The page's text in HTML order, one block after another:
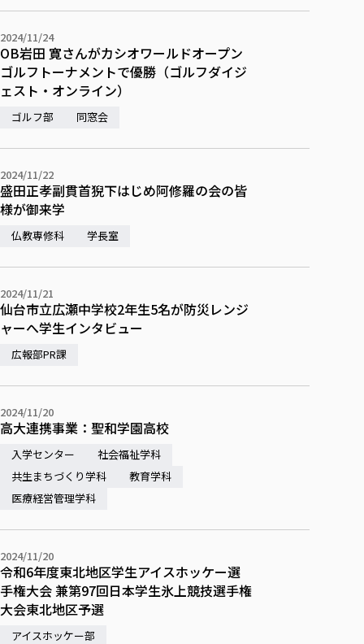
寄附の受け入れ
関連法人
教職員募集
役員・評議員一覧
キャンパス案内
本学のシラバスについて
一般事業主行動計画
公的資金等の不正使用の防止に関する基本方針
研究活動における不正行為の防止等に関する対応
大学広報誌「TFU Newsletter 東北福祉大学通信」
お役立ち情報（リンク集）
放射線モニタリング測定結果（国見キャンパス）
中期事業計画
事業計画／財務・事業報告
学校教育法施行規則第172条の2に基づく情報公開
教職課程における情報の公表
学部・学科等設置計画履行状況報告書
情報公開規程
教育学科
保健看護学科
リハビリテーション学科
産業福祉マネジメント学科
情報福祉マネジメント学科
仏教専修科
大学院
大学院
教育学研究科 教育学専攻 修士課程
通信教育部
通信教育部
通信制大学院 総合福祉学研究科 社会福祉学専攻 修士課程
通信制大学院 総合福祉学研究科 福祉心理学専攻 修士課程
その他の就学機会
学びの特徴
学びの特徴
初年次教育（リエゾンゼミⅠ）
教育実践活動（教育学科学生のみ受講可能）
禅のこころ
学びのサポート
学びのサポート
学費（学部学科）
授業料減免・奨学金等
宿舎の紹介
学生生活サポート
学生自主活動支援
社会人学生の育児支援（一時預かり）
学生総合補償制度
進学相談会
オープンキャンパス
取得可能な資格・免許
東北福祉大学のキャリアサポート
東北福祉大学のキャリアサポート
進路・就職支援
採用ご担当者様へ
採用ご担当者様へ
求人の受付について
単独学内説明会のご案内
在学生の方
在学生の方
資格取得報奨制度について
卒業生の方
卒業生の方
卒業後のキャリア支援体制
在学生による訪問、情報提供へのご協力のお願い
卒業生アンケート
よくあるご質問
東北福祉大学のDNA
在学生インタビュー
文化会・文化系サークル紹介
大学指定団体紹介
交換留学生 Exchange students
海外留学・研修
Prospective Students
学生支援センター国際交流の活動
スタッフ紹介
ニュース一覧
社会連携・研究 TOP
東北福祉大学の研究活動
東北福祉大学の研究活動
東北福祉大学の研究紹介
共同研究等をご検討の皆様へ
東北福祉大学の紀要・リポジトリ
東北福祉大学の紀要・リポジトリ
芹沢銈介美術工芸館年報
東北福祉大学機関リポジトリ
東北福祉大学オープンアクセス方針
産学・産学官連携
産学・産学官連携
「高齢者のフレイル予防及びデジタルデバイド解消に向けた産
高齢者施設特化型モジュラー車いす開発
学生参加 × 産学官連携 ～ 「行学一如」の実践
社会貢献への取り組み
社会貢献・地域連携活動報告書
各種社会貢献活動の窓口
伝承講座「311『伝える／備える』次世代塾」
JICA草の根技術協力事業
被災地の子ども支援活動
生涯学習・社会人講座
自治体・団体等との主な協定
自治体・団体等との主な協定
研究者のご紹介
生涯教育・キャリア教育
生涯学習・社会人講座
月例TFU実学臨床研究セミナー
特別支援教育研究室
TFU教育フォーラム
取材について
施設利用
学内ポータルシステム
保護者向け
2024/11/24
OB岩田 寛さんがカシオワールドオープン
ゴルフトーナメントで優勝（ゴルフダイジ
ェスト・オンライン）
ゴルフ部 同窓会
2024/11/22
盛田正孝副貫首猊下はじめ阿修羅の会の皆
様が御来学
仏教専修科 学長室
2024/11/21
仙台市立広瀬中学校2年生5名が防災レンジ
ャーへ学生インタビュー
広報部PR課
2024/11/20
高大連携事業：聖和学園高校
入学センター
社会福祉学科
共生まちづくり学科
教育学科
医療経営管理学科
2024/11/20
令和6年度東北地区学生アイスホッケー選
手権大会 兼第97回日本学生氷上競技選手権
大会東北地区予選
アイスホッケー部